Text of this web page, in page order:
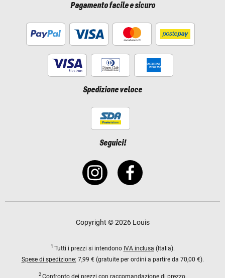
Pagamento facile e sicuro
Spedizione veloce
Seguici!
Copyright © 2026 Louis
1 Tutti i prezzi si intendono IVA inclusa (Italia).
Spese di spedizione: 7,99 € (gratuite per ordini a partire da 70,00 €).
2 Confronto dei prezzi con raccomandazione di prezzo.